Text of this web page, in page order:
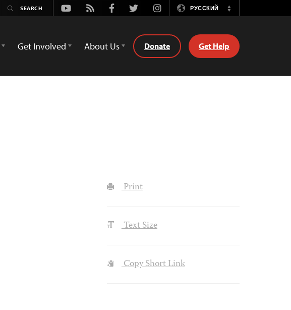
Youtube
Rss FacebookTwitterInstagramРУССКИЙ
Switch
Get Involved About Us Donate Get Help
Print
Text Size
Copy Short Link